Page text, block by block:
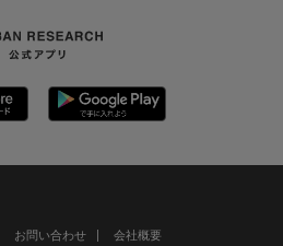
お問い合わせ 会社概要